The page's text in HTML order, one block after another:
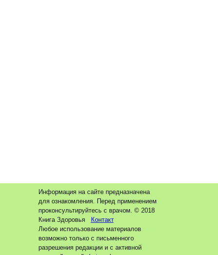
Информация на сайте предназначена
для ознакомления. Перед применением
проконсультируйтесь с врачом. © 2018
Книга Здоровья
Контакт
Любое использование материалов
возможно только с письменного
разрешения редакции и с активной